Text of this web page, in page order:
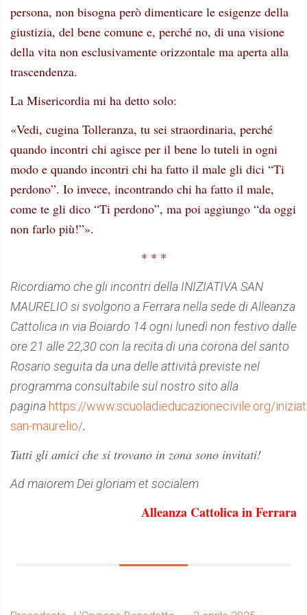
persona, non bisogna però dimenticare le esigenze della
giustizia, del bene comune e, perché no, di una visione
della vita non esclusivamente orizzontale ma aperta alla
trascendenza.
La Misericordia mi ha detto solo:
«Vedi, cugina Tolleranza, tu sei straordinaria, perché
quando incontri chi agisce per il bene lo tuteli in ogni
modo e quando incontri chi ha fatto il male gli dici “Ti
perdono”. Io invece, incontrando chi ha fatto il male,
come te gli dico “Ti perdono”, ma poi aggiungo “da oggi
non farlo più!”».
* * *
Ricordiamo che gli incontri della INIZIATIVA SAN
MAURELIO si svolgono a Ferrara nella sede di Alleanza
Cattolica in via Boiardo 14 ogni lunedì non festivo dalle
ore 21 alle 22,30 con la recita di una corona del santo
Rosario seguita da una delle attività previste nel
programma consultabile sul nostro sito alla
pagina https://www.scuoladieducazionecivile.org/
san-maurelio/.
Tutti gli amici che si trovano in zona sono invitati!
Ad maiorem Dei gloriam et socialem
Alleanza Cattolica in Ferrara